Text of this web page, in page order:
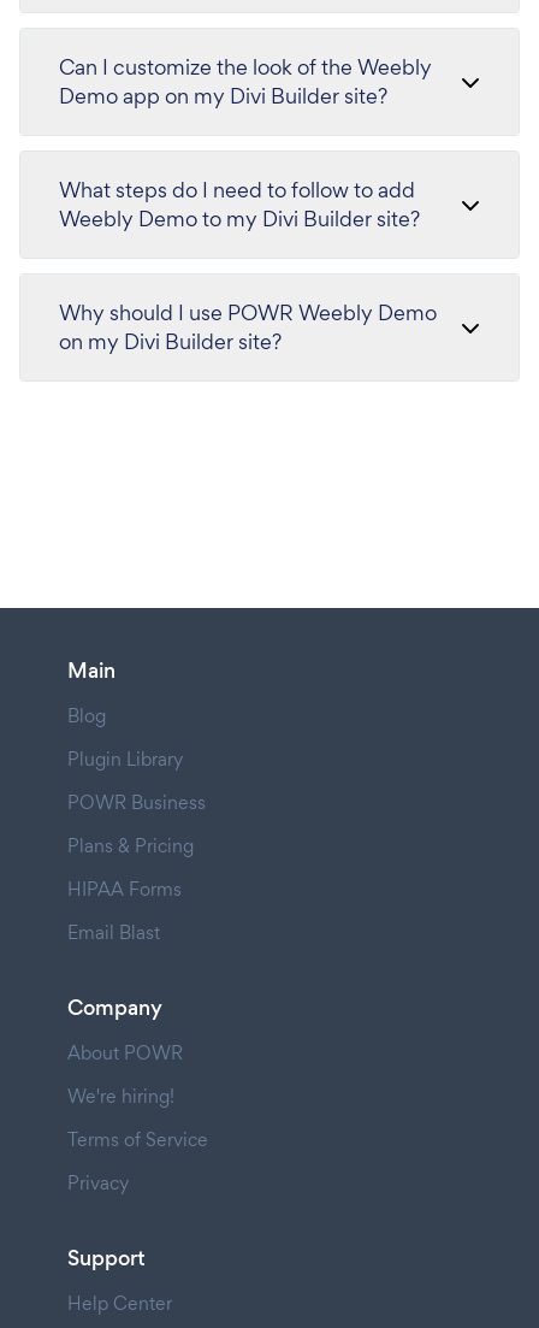
Can I customize the look of the Weebly
Demo app on my Divi Builder site?
What steps do I need to follow to add
Weebly Demo to my Divi Builder site?
Why should I use POWR Weebly Demo
on my Divi Builder site?
Main
Blog
Plugin Library
POWR Business
Plans & Pricing
HIPAA Forms
Email Blast
Company
About POWR
We're hiring!
Terms of Service
Privacy
Support
Help Center